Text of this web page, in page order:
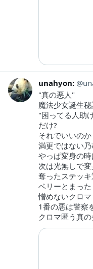
unahyon:
"真の悪人"
魔法少女誕生
"困ってる人助
だけ?
それでいいのか
満更ではない
やっぱ変身の
次は光無しで
奪ったステッキ
ベリーとまっ
憎めないクロマ
1番の悪は警察
クロマ匿う真